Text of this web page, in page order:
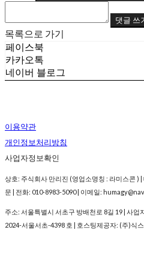
댓글 쓰
목록으로 가기
페이스북
카카오톡
네이버 블로그
이용약관
개인정보처리방침
사업자정보확인
상호: 주식회사 만리진 (영업소명칭 : 라미스콘 )
문 | 전화: 010-8983-5090 | 이메일:
주소: 서울특별시 서초구 방배천로 8길 19 | 사업
2024-서울서초-4398 호 | 호스팅제공자: (주)식